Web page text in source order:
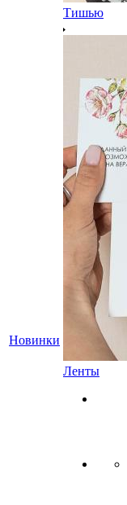
Новинки
Тишью
Ленты